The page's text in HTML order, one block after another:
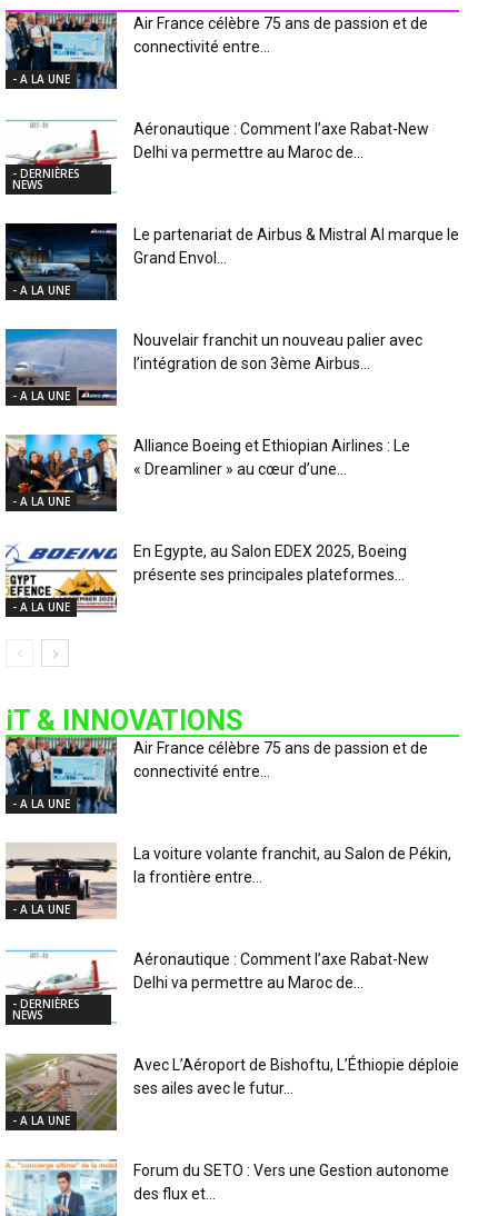
- A LA UNE
Air France célèbre 75 ans de passion et de
connectivité entre...
- DERNIÈRES
NEWS
Aéronautique : Comment l’axe Rabat-New
Delhi va permettre au Maroc de...
- A LA UNE
Le partenariat de Airbus & Mistral AI marque le
Grand Envol...
- A LA UNE
Nouvelair franchit un nouveau palier avec
l’intégration de son 3ème Airbus...
- A LA UNE
Alliance Boeing et Ethiopian Airlines : Le
« Dreamliner » au cœur d’une...
- A LA UNE
En Egypte, au Salon EDEX 2025, Boeing
présente ses principales plateformes...
iT & INNOVATIONS
- A LA UNE
Air France célèbre 75 ans de passion et de
connectivité entre...
- A LA UNE
La voiture volante franchit, au Salon de Pékin,
la frontière entre...
- DERNIÈRES
NEWS
Aéronautique : Comment l’axe Rabat-New
Delhi va permettre au Maroc de...
- A LA UNE
Avec L’Aéroport de Bishoftu, L’Éthiopie déploie
ses ailes avec le futur...
Forum du SETO : Vers une Gestion autonome
des flux et...